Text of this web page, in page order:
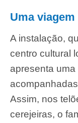
Uma
A instalação,
centro cultural
apresenta
Assim, nos
cerejeiras, o